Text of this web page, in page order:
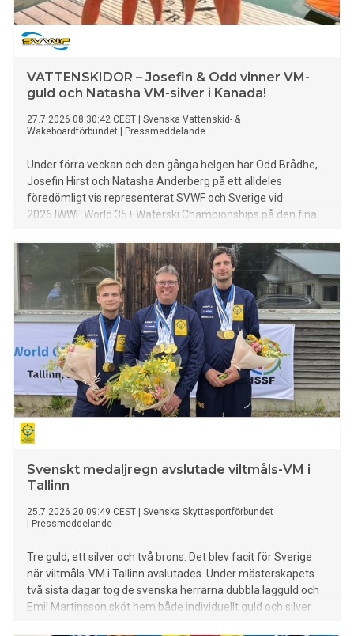
VATTENSKIDOR – Josefin & Odd vinner VM-
guld och Natasha VM-silver i Kanada!
27.7.2026 08:30:42 CEST
Svenska Vattenskid- &
Wakeboardförbundet
Pressmeddelande
Under förra veckan och den gånga helgen har Odd Brådhe,
Josefin Hirst och Natasha Anderberg på ett alldeles
föredömligt vis representerat SVWF och Sverige vid
2026 IWWF World 35+ Waterski Championships på den fina
landslagsåkare, tre VM-starter och tre VM-medaljer varav 2
guld och 1 silver - så otroligt fantastiskt bra, adjektiven
räcker inte till för att beskriva bragden i Kanada!
Svenskt medaljregn avslutade viltmåls-VM i
Tallinn
25.7.2026 20:09:49 CEST
Svenska Skyttesportförbundet
Pressmeddelande
Tre guld, ett silver och två brons. Det blev facit för Sverige
när viltmåls-VM i Tallinn avslutades. Under mästerskapets
två sista dagar tog de svenska herrarna dubbla lagguld och
Emil Martinsson sköt hem både individuellt guld och silver.